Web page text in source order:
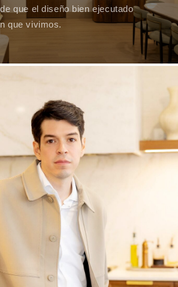
que el diseño bien ejecutado
que vivimos.